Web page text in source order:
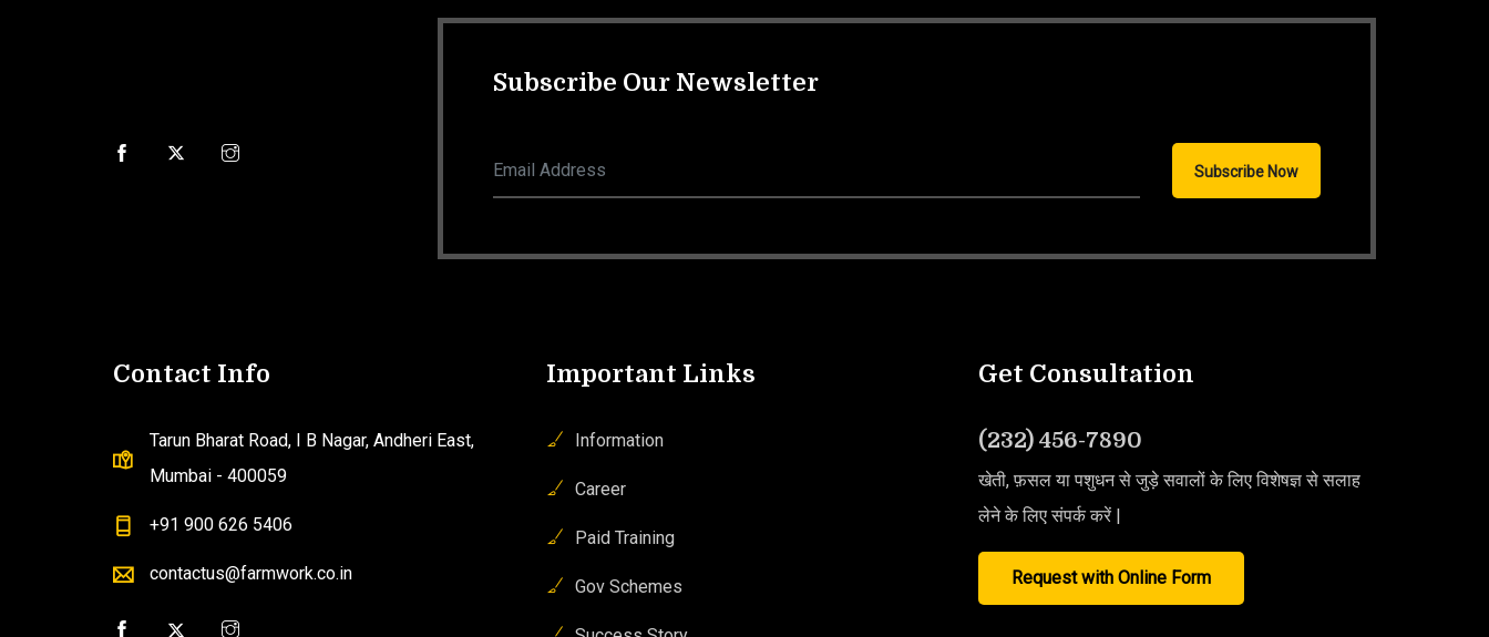
Subscribe Our Newsletter
Contact Info
Tarun Bharat Road, I B Nagar, Andheri East,
Mumbai - 400059
+91 900 626 5406
contactus@farmwork.co.in
Important Links
Information
Career
Paid Training
Gov Schemes
Get Consultation
(232) 456-7890
खेती, फ़सल या पशुधन से जुड़े सवालों के लिए विशेषज्ञ से सलाह
लेने के लिए संपर्क करें |
Request with Online Form